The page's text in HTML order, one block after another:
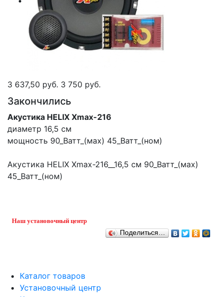
3 637,50 руб. 3 750 руб.
Закончились
Акустика HELIX Xmax-216
диаметр 16,5 см
мощность 90_Ватт_(мах) 45_Ватт_(ном)
Акустика HELIX Xmax-216__16,5 см 90_Ватт_(мах)
45_Ватт_(ном)
Наш установочный центр
Поделиться…
Каталог товаров
Установочный центр